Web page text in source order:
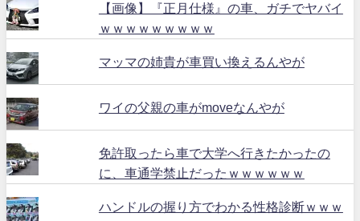
【画像】『正月仕様』の車、ガチでヤバイ
ｗｗｗｗｗｗｗｗｗ
マッマの姉貴が車買い換えるんやが
ワイの父親の車がmoveなんやが
免許取ったら車で大学へ行きたかったの
に、車通学禁止だったｗｗｗｗｗｗ
ハンドルの握り方でわかる性格診断ｗｗｗ